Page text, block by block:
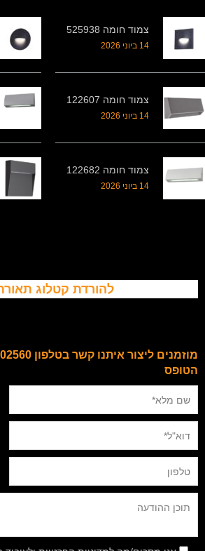
צמוד חומה 525938
14 ביוני 2026
צמוד חומה 122607
14 ביוני 2026
צמוד חומה 122682
14 ביוני 2026
להורדת קטלוג
הטופס